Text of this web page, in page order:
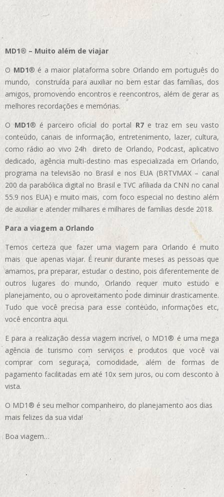
MD1® – Muito além de viajar
O MD1® é a maior plataforma sobre Orlando em português do
mundo, construída para auxiliar no bem estar das famílias, dos
amigos, promovendo encontros e reencontros, além de gerar as
melhores recordações e memórias.
OMD1® é parceiro oficial do portal R7e traz em seu vasto
conteúdo, canais de informação, entretenimento, lazer, cultura,
como rádio ao vivo 24h direto de Orlando, Podcast, aplicativo
dedicado, agência multi-destino mas especializada em Orlando,
programa na televisão no Brasil e nos EUA (BRTVMAX – canal
200 da parabólica digital no Brasil e TVC afiliada da CNN no canal
55.9 nos EUA) e muito mais, com foco especial no destino além
de auxiliar e atender milhares e milhares de famílias desde 2018.
Para a viagem a Orlando
Temos certeza que fazer uma viagem para Orlando é muito
mais que apenas viajar. É reunir durante meses as pessoas que
amamos, pra preparar, estudar o destino, pois diferentemente de
outros lugares do mundo, Orlando requer muito estudo e
planejamento, ou o aproveitamento pode diminuir drasticamente.
Tudo que você precisa para esse conteúdo, informações etc,
você encontra aqui.
E para a realização dessa viagem incrível, o MD1® é uma mega
agência de turismo com serviços e produtos que você vai
comprar com seguraça, comodidade, além de formas de
pagamento facilitadas em até 10x sem juros, ou com desconto à
vista.
O MD1® é seu melhor companheiro, do planejamento aos dias
mais felizes da sua vida!
Boa viagem…